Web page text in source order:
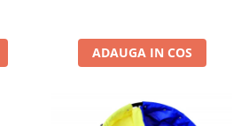
ADAUGA IN COS